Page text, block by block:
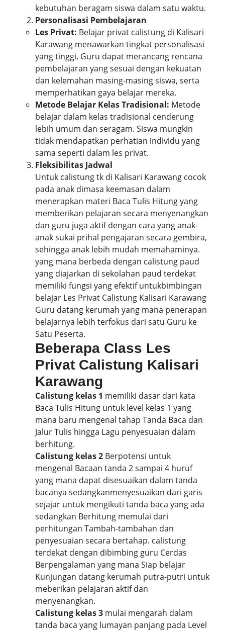
kebutuhan beragam siswa dalam satu waktu.
Personalisasi Pembelajaran
Les Privat: Belajar privat calistung di Kalisari
Karawang menawarkan tingkat personalisasi
yang tinggi. Guru dapat merancang rencana
pembelajaran yang sesuai dengan kekuatan
dan kelemahan masing-masing siswa, serta
memperhatikan gaya belajar mereka.
Metode Belajar Kelas Tradisional: Metode
belajar dalam kelas tradisional cenderung
lebih umum dan seragam. Siswa mungkin
tidak mendapatkan perhatian individu yang
sama seperti dalam les privat.
Fleksibilitas Jadwal
Untuk calistung tk di Kalisari Karawang cocok
pada anak dimasa keemasan dalam
menerapkan materi Baca Tulis Hitung yang
memberikan pelajaran secara menyenangkan
dan guru juga aktif dengan cara yang anak-
anak sukai prihal pengajaran secara gembira,
sehingga anak lebih mudah memahaminya.
yang mana berbeda dengan calistung paud
yang diajarkan di sekolahan paud terdekat
memiliki fungsi yang efektif untukbimbingan
belajar Les Privat Calistung Kalisari Karawang
Guru datang kerumah yang mana penerapan
belajarnya lebih terfokus dari satu Guru ke
Satu Peserta.
Beberapa Class Les
Privat Calistung Kalisari
Karawang
Calistung kelas 1 memiliki dasar dari kata
Baca Tulis Hitung untuk level kelas 1 yang
mana baru mengenal tahap Tanda Baca dan
Jalur Tulis hingga Lagu penyesuaian dalam
berhitung.
Calistung kelas 2 Berpotensi untuk
mengenal Bacaan tanda 2 sampai 4 huruf
yang mana dapat disesuaikan dalam tanda
bacanya sedangkanmenyesuaikan dari garis
sejajar untuk mengikuti tanda baca yang ada
sedangkan Berhitung memulai dari
perhitungan Tambah-tambahan dan
penyesuaian secara bertahap. calistung
terdekat dengan dibimbing guru Cerdas
Berpengalaman yang mana Siap belajar
Kunjungan datang kerumah putra-putri untuk
meberikan pelajaran aktif dan
menyenangkan.
Calistung kelas 3 mulai mengarah dalam
tanda baca yang lumayan panjang pada Level